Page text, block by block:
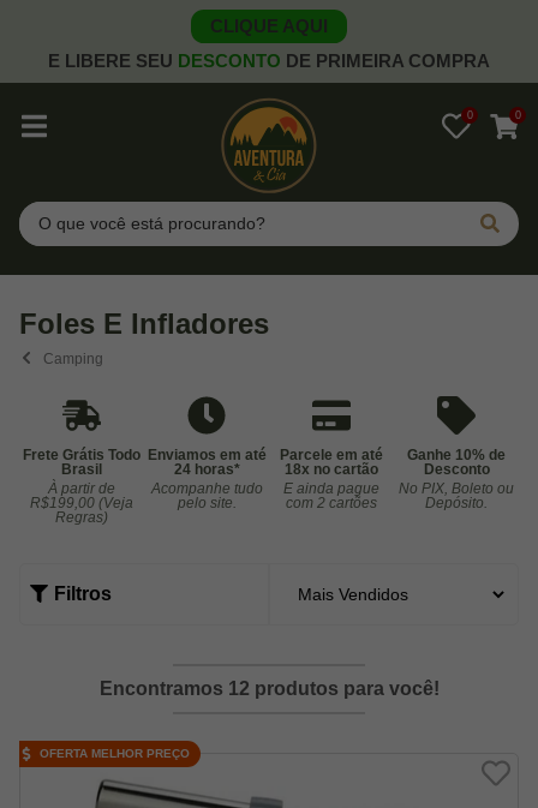
CLIQUE AQUI
E LIBERE SEU DESCONTO DE PRIMEIRA COMPRA
0 0
Pesquisar
Foles E Infladores
Camping
Frete Grátis Todo
Brasil
À partir de
R$199,00 (Veja
Regras)
Enviamos em até
24 horas*
Acompanhe tudo
pelo site.
Parcele em até
18x no cartão
E ainda pague
com 2 cartões
Ganhe 10% de
Desconto
No PIX, Boleto ou
Depósito.
Filtros
Encontramos 12 produtos para você!
OFERTA MELHOR PREÇO